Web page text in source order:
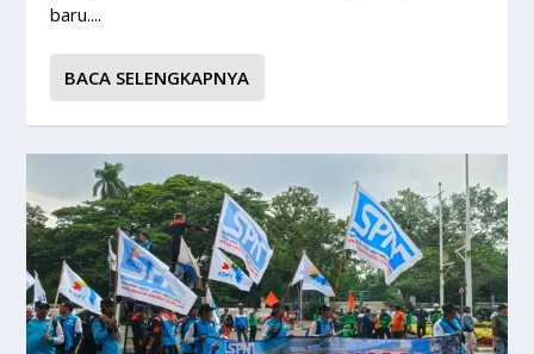
baru....
BACA SELENGKAPNYA